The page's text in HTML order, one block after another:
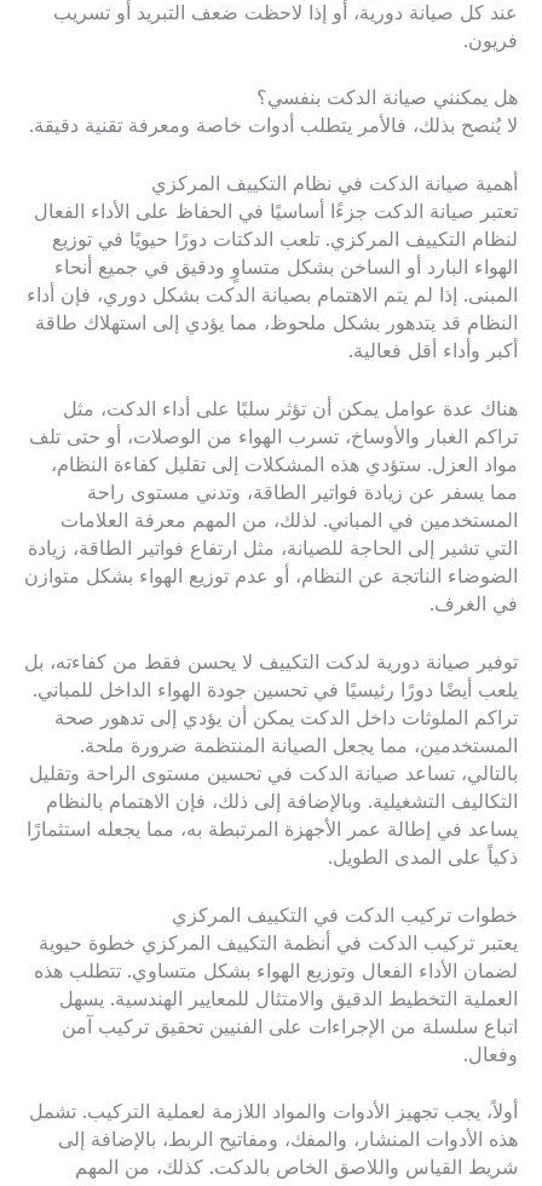
عند كل صيانة دورية، أو إذا لاحظت ضعف التبريد أو تسريب
فريون.
هل يمكنني صيانة الدكت بنفسي؟
لا يُنصح بذلك، فالأمر يتطلب أدوات خاصة ومعرفة تقنية دقيقة.
أهمية صيانة الدكت في نظام التكييف المركزي
تعتبر صيانة الدكت جزءًا أساسيًا في الحفاظ على الأداء الفعال
لنظام التكييف المركزي. تلعب الدكتات دورًا حيويًا في توزيع
الهواء البارد أو الساخن بشكل متساوٍ ودقيق في جميع أنحاء
المبنى. إذا لم يتم الاهتمام بصيانة الدكت بشكل دوري، فإن أداء
النظام قد يتدهور بشكل ملحوظ، مما يؤدي إلى استهلاك طاقة
أكبر وأداء أقل فعالية.
هناك عدة عوامل يمكن أن تؤثر سلبًا على أداء الدكت، مثل
تراكم الغبار والأوساخ، تسرب الهواء من الوصلات، أو حتى تلف
مواد العزل. ستؤدي هذه المشكلات إلى تقليل كفاءة النظام،
مما يسفر عن زيادة فواتير الطاقة، وتدني مستوى راحة
المستخدمين في المباني. لذلك، من المهم معرفة العلامات
التي تشير إلى الحاجة للصيانة، مثل ارتفاع فواتير الطاقة، زيادة
الضوضاء الناتجة عن النظام، أو عدم توزيع الهواء بشكل متوازن
في الغرف.
توفير صيانة دورية لدكت التكييف لا يحسن فقط من كفاءته، بل
يلعب أيضًا دورًا رئيسيًا في تحسين جودة الهواء الداخل للمباني.
تراكم الملوثات داخل الدكت يمكن أن يؤدي إلى تدهور صحة
المستخدمين، مما يجعل الصيانة المنتظمة ضرورة ملحة.
بالتالي، تساعد صيانة الدكت في تحسين مستوى الراحة وتقليل
التكاليف التشغيلية. وبالإضافة إلى ذلك، فإن الاهتمام بالنظام
يساعد في إطالة عمر الأجهزة المرتبطة به، مما يجعله استثمارًا
ذكياً على المدى الطويل.
خطوات تركيب الدكت في التكييف المركزي
يعتبر تركيب الدكت في أنظمة التكييف المركزي خطوة حيوية
لضمان الأداء الفعال وتوزيع الهواء بشكل متساوي. تتطلب هذه
العملية التخطيط الدقيق والامتثال للمعايير الهندسية. يسهل
اتباع سلسلة من الإجراءات على الفنيين تحقيق تركيب آمن
وفعال.
أولاً، يجب تجهيز الأدوات والمواد اللازمة لعملية التركيب. تشمل
هذه الأدوات المنشار، والمفك، ومفاتيح الربط، بالإضافة إلى
شريط القياس واللاصق الخاص بالدكت. كذلك، من المهم